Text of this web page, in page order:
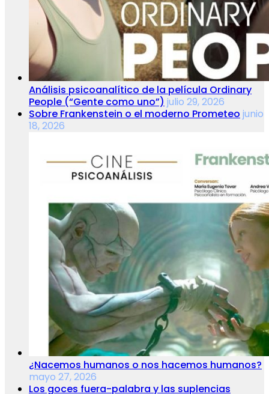
Análisis psicoanalítico de la película Ordinary
People (“Gente como uno”) julio 29, 2026
Sobre Frankenstein o el moderno Prometeo junio
18, 2026
¿Nacemos humanos o nos hacemos humanos?
mayo 27, 2026
Los goces fuera-palabra y las suplencias